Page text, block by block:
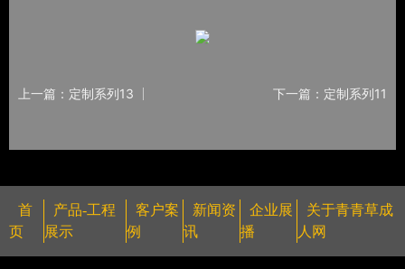
上一篇：定制系列13 下一篇：定制系列11
首
页
产品-工程
展示
客户案
例
新闻资
讯
企业展
播
关于青青草成
人网